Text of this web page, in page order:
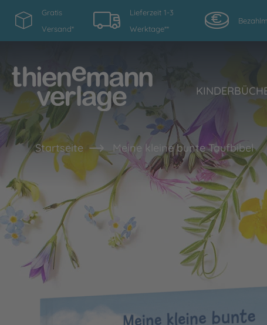
Gratis
Versand*
Lieferzeit 1-3
Werktage**
Startseite Meine kleine bunte Taufbibel